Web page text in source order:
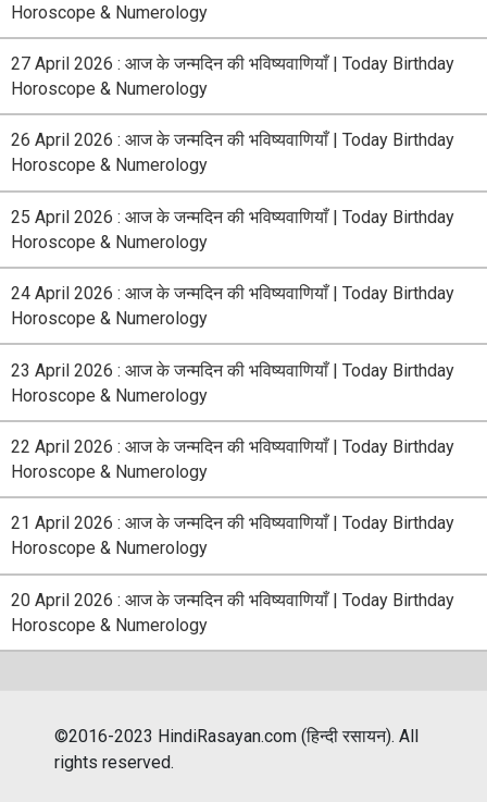
Horoscope & Numerology
27 April 2026 : आज के जन्मदिन की भविष्यवाणियाँ | Today Birthday
Horoscope & Numerology
26 April 2026 : आज के जन्मदिन की भविष्यवाणियाँ | Today Birthday
Horoscope & Numerology
25 April 2026 : आज के जन्मदिन की भविष्यवाणियाँ | Today Birthday
Horoscope & Numerology
24 April 2026 : आज के जन्मदिन की भविष्यवाणियाँ | Today Birthday
Horoscope & Numerology
23 April 2026 : आज के जन्मदिन की भविष्यवाणियाँ | Today Birthday
Horoscope & Numerology
22 April 2026 : आज के जन्मदिन की भविष्यवाणियाँ | Today Birthday
Horoscope & Numerology
21 April 2026 : आज के जन्मदिन की भविष्यवाणियाँ | Today Birthday
Horoscope & Numerology
20 April 2026 : आज के जन्मदिन की भविष्यवाणियाँ | Today Birthday
Horoscope & Numerology
©2016-2023 HindiRasayan.com (हिन्दी रसायन). All
rights reserved.